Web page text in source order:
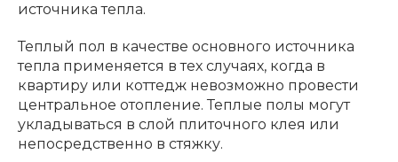
источника тепла.
Теплый пол в качестве основного источника
тепла применяется в тех случаях, когда в
квартиру или коттедж невозможно провести
центральное отопление. Теплые полы могут
укладываться в слой плиточного клея или
непосредственно в стяжку.